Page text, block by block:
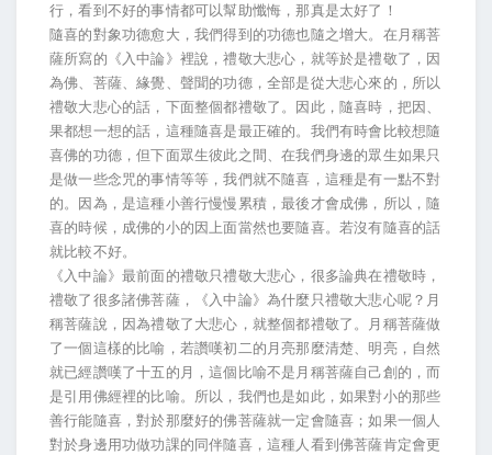
行，看到不好的事情都可以幫助懺悔，那真是太好了！
隨喜的對象功德愈大，我們得到的功德也隨之增大。在月稱菩
薩所寫的《入中論》裡說，禮敬大悲心，就等於是禮敬了，因
為佛、菩薩、緣覺、聲聞的功德，全部是從大悲心來的，所以
禮敬大悲心的話，下面整個都禮敬了。因此，隨喜時，把因、
果都想一想的話，這種隨喜是最正確的。我們有時會比較想隨
喜佛的功德，但下面眾生彼此之間、在我們身邊的眾生如果只
是做一些念咒的事情等等，我們就不隨喜，這種是有一點不對
的。因為，是這種小善行慢慢累積，最後才會成佛，所以，隨
喜的時候，成佛的小的因上面當然也要隨喜。若沒有隨喜的話
就比較不好。
《入中論》最前面的禮敬只禮敬大悲心，很多論典在禮敬時，
禮敬了很多諸佛菩薩，《入中論》為什麼只禮敬大悲心呢？月
稱菩薩說，因為禮敬了大悲心，就整個都禮敬了。月稱菩薩做
了一個這樣的比喻，若讚嘆初二的月亮那麼清楚、明亮，自然
就已經讚嘆了十五的月，這個比喻不是月稱菩薩自己創的，而
是引用佛經裡的比喻。所以，我們也是如此，如果對小的那些
善行能隨喜，對於那麼好的佛菩薩就一定會隨喜；如果一個人
對於身邊用功做功課的同伴隨喜，這種人看到佛菩薩肯定會更